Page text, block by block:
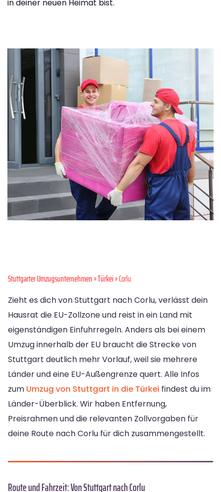
in deiner neuen Heimat bist.
Stuttgarter Umzugsunternehmen»Türkei» Corlu
Zieht es dich von Stuttgart nach Corlu, verlässt dein
Hausrat die EU-Zollzone und reist in ein Land mit
eigenständigen Einfuhrregeln. Anders als bei einem
Umzug innerhalb der EU braucht die Strecke von
Stuttgart deutlich mehr Vorlauf, weil sie mehrere
Länder und eine EU-Außengrenze quert. Alle Infos
zum Umzug von Stuttgart in die Türkei findest du im
Länder-Überblick. Wir haben Entfernung,
Preisrahmen und die relevanten Zollvorgaben für
deine Route nach Corlu für dich zusammengestellt.
Route und Fahrzeit: Von Stuttgart nach Corlu